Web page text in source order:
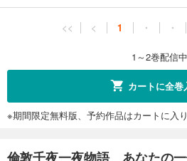
<< < 1 ・ ・
1～2巻配信中
カートに全巻
※期間限定無料版、予約作品はカートに入